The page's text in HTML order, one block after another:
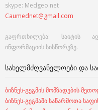
skype: Medgeo.net
Caumednet@gmail.com
გაფრთხილება: საიტის
ინფორმაციის სისწორეზე.
ᲡᲐᲮᲔᲚᲛᲫᲦᲕᲐᲜᲔᲚᲝᲔᲑᲘ ᲓᲐ
ბიზნეს-გეგმის მომზადების
ბიზნეს-გეგმაში საწარმოთა